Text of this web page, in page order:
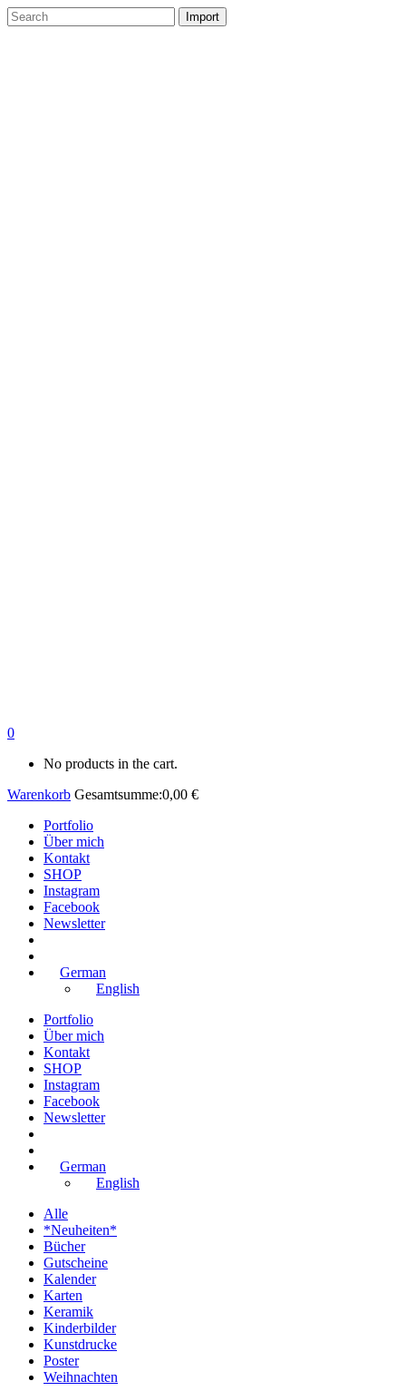
0
No products in the cart.
Warenkorb Gesamtsumme:0,00 €
Portfolio
Über mich
Kontakt
SHOP
Instagram
Facebook
Newsletter
German
English
Portfolio
Über mich
Kontakt
SHOP
Instagram
Facebook
Newsletter
German
English
Alle
*Neuheiten*
Bücher
Gutscheine
Kalender
Karten
Keramik
Kinderbilder
Kunstdrucke
Poster
Weihnachten